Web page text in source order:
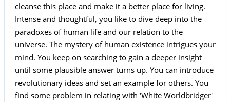
cleanse this place and make it a better place for living.
Intense and thoughtful, you like to dive deep into the
paradoxes of human life and our relation to the
universe. The mystery of human existence intrigues your
mind. You keep on searching to gain a deeper insight
until some plausible answer turns up. You can introduce
revolutionary ideas and set an example for others. You
find some problem in relating with 'White Worldbridger'